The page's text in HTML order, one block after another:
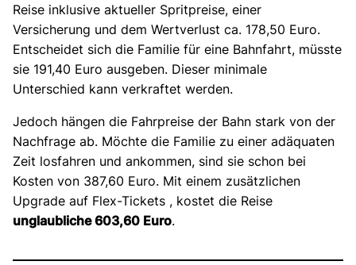
Reise inklusive aktueller Spritpreise, einer
Versicherung und dem Wertverlust ca. 178,50 Euro.
Entscheidet sich die Familie für eine Bahnfahrt, müsste
sie 191,40 Euro ausgeben. Dieser minimale
Unterschied kann verkraftet werden.
Jedoch hängen die Fahrpreise der Bahn stark von der
Nachfrage ab. Möchte die Familie zu einer adäquaten
Zeit losfahren und ankommen, sind sie schon bei
Kosten von 387,60 Euro. Mit einem zusätzlichen
Upgrade auf Flex-Tickets , kostet die Reise
unglaubliche 603,60 Euro.